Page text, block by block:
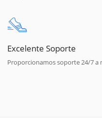
Excelente Soporte
Proporcionamos soporte 24/7 a